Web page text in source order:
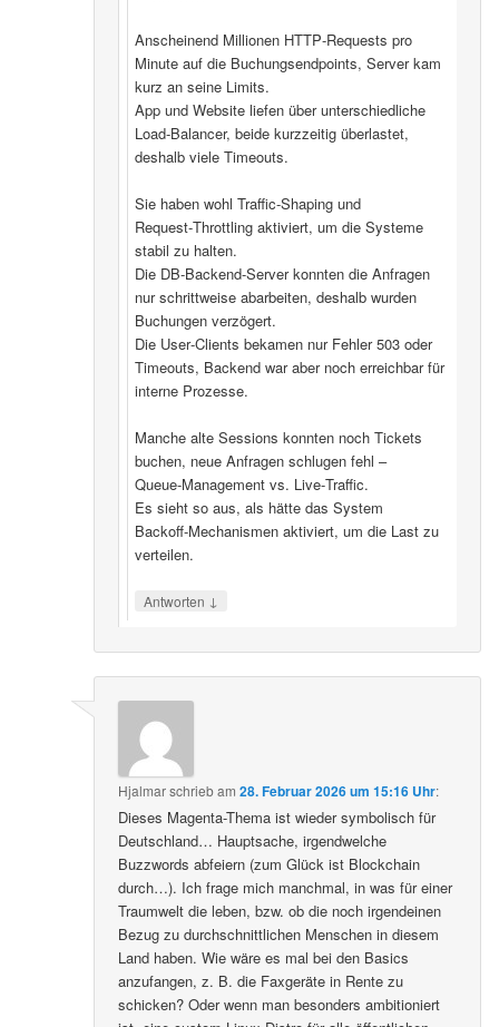
Anscheinend Millionen HTTP‑Requests pro
Minute auf die Buchungsendpoints, Server kam
kurz an seine Limits.
App und Website liefen über unterschiedliche
Load‑Balancer, beide kurzzeitig überlastet,
deshalb viele Timeouts.
Sie haben wohl Traffic‑Shaping und
Request‑Throttling aktiviert, um die Systeme
stabil zu halten.
Die DB‑Backend-Server konnten die Anfragen
nur schrittweise abarbeiten, deshalb wurden
Buchungen verzögert.
Die User‑Clients bekamen nur Fehler 503 oder
Timeouts, Backend war aber noch erreichbar für
interne Prozesse.
Manche alte Sessions konnten noch Tickets
buchen, neue Anfragen schlugen fehl –
Queue‑Management vs. Live‑Traffic.
Es sieht so aus, als hätte das System
Backoff‑Mechanismen aktiviert, um die Last zu
verteilen.
Antworten ↓
Hjalmarschriebam28. Februar 2026 um 15:16 Uhr:
Dieses Magenta-Thema ist wieder symbolisch für
Deutschland… Hauptsache, irgendwelche
Buzzwords abfeiern (zum Glück ist Blockchain
durch…). Ich frage mich manchmal, in was für einer
Traumwelt die leben, bzw. ob die noch irgendeinen
Bezug zu durchschnittlichen Menschen in diesem
Land haben. Wie wäre es mal bei den Basics
anzufangen, z. B. die Faxgeräte in Rente zu
schicken? Oder wenn man besonders ambitioniert